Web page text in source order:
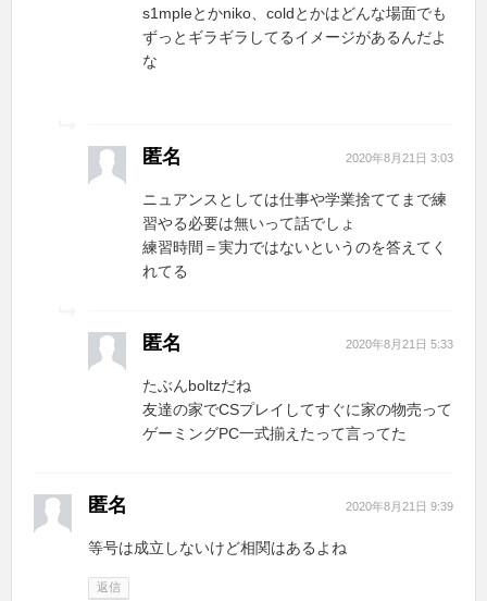
s1mpleとかniko、coldとかはどんな場面でも
ずっとギラギラしてるイメージがあるんだよ
な
匿名 2020年8月21日 3:03
ニュアンスとしては仕事や学業捨ててまで練
習やる必要は無いって話でしょ
練習時間＝実力ではないというのを答えてく
れてる
匿名 2020年8月21日 5:33
たぶんboltzだね
友達の家でCSプレイしてすぐに家の物売って
ゲーミングPC一式揃えたって言ってた
匿名 2020年8月21日 9:39
等号は成立しないけど相関はあるよね
返信